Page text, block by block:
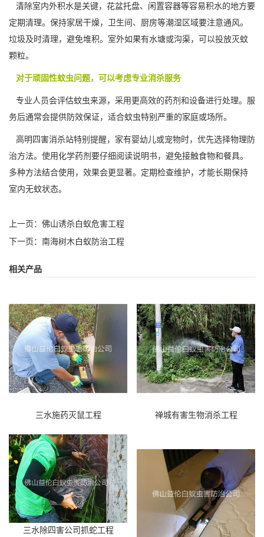
清除室内外积水是关键，花盆托盘、闲置容器等容易积水的地方要
定期清理。保持家居干燥，卫生间、厨房等潮湿区域要注意通风。
垃圾及时清理，避免堆积。室外如果有水塘或沟渠，可以投放灭蚊
颗粒。
对于顽固性蚊虫问题，可以考虑专业消杀服务
专业人员会评估蚊虫来源，采用更高效的药剂和设备进行处理。服
务后通常会提供防效保证，适合蚊虫特别严重的家庭或场所。
高明四害消杀站特别提醒，家有婴幼儿或宠物时，优先选择物理防
治方法。使用化学药剂要仔细阅读说明书，避免接触食物和餐具。
多种方法结合使用，效果会更显著。定期检查维护，才能长期保持
室内无蚊状态。
上一页： 佛山诱杀白蚁危害工程
下一页： 南海树木白蚁防治工程
相关产品
三水施药灭鼠工程 禅城有害生物消杀工程
三水除四害公司抓蛇工程